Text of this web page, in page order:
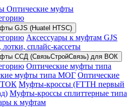
Оптические муфты
GJS (Huatel HTSC)
Аксессуары к муфтам GJS
сплайс-кассеты
ССД (СвязьСтройСвязь) для ВОК
Оптические муфты типа
муфты типа МОГ Оптические
Муфты-кроссы (FTTH первый
Муфты-кроссы сплиттерные типа
к муфтам